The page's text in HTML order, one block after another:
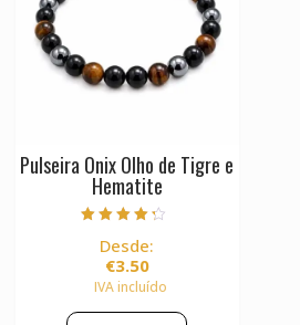
Pulseira Onix Olho de Tigre e
Hematite
4.00
de 5
Desde:
€3.50
IVA incluído